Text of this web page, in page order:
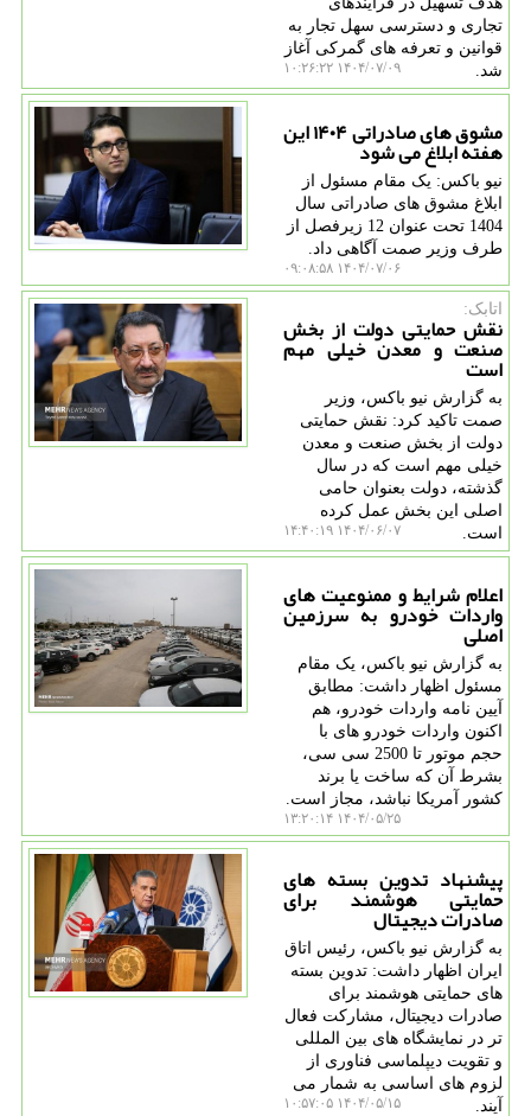
تجاری و دسترسی سهل تجار به
قوانین و تعرفه های گمرکی آغاز
شد.
۱۴۰۴/۰۷/۰۹ ۱۰:۲۶:۲۲
مشوق های صادراتی ۱۴۰۴ این
هفته ابلاغ می شود
نیو باکس: یک مقام مسئول از
ابلاغ مشوق های صادراتی سال
1404 تحت عنوان 12 زیرفصل از
طرف وزیر صمت آگاهی داد.
۱۴۰۴/۰۷/۰۶ ۰۹:۰۸:۵۸
اتابک:
نقش حمایتی دولت از بخش
صنعت و معدن خیلی مهم
است
به گزارش نیو باکس، وزیر
صمت تاکید کرد: نقش حمایتی
دولت از بخش صنعت و معدن
خیلی مهم است که در سال
گذشته، دولت بعنوان حامی
اصلی این بخش عمل کرده
است.
۱۴۰۴/۰۶/۰۷ ۱۴:۴۰:۱۹
اعلام شرایط و ممنوعیت های
واردات خودرو به سرزمین
اصلی
به گزارش نیو باکس، یک مقام
مسئول اظهار داشت: مطابق
آیین نامه واردات خودرو، هم
اکنون واردات خودرو های با
حجم موتور تا 2500 سی سی،
بشرط آن که ساخت یا برند
کشور آمریکا نباشد، مجاز است.
۱۴۰۴/۰۵/۲۵ ۱۳:۲۰:۱۴
پیشنهاد تدوین بسته های
حمایتی هوشمند برای
صادرات دیجیتال
به گزارش نیو باکس، رئیس اتاق
ایران اظهار داشت: تدوین بسته
های حمایتی هوشمند برای
صادرات دیجیتال، مشارکت فعال
تر در نمایشگاه های بین المللی
و تقویت دیپلماسی فناوری از
لزوم های اساسی به شمار می
آیند.
۱۴۰۴/۰۵/۱۵ ۱۰:۵۷:۰۵